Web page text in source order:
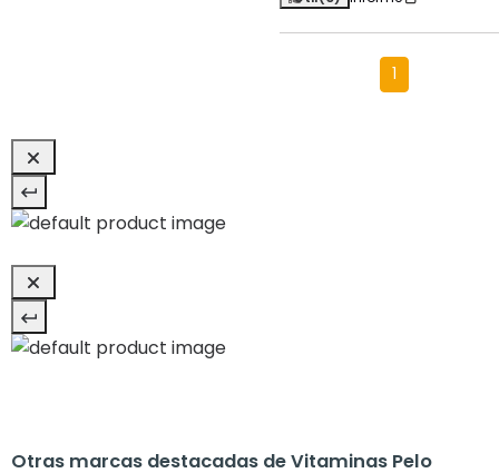
1
Otras marcas destacadas de Vitaminas Pelo